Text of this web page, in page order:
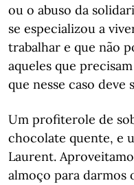
ou o abuso da
se especializou a
trabalhar e que não
aqueles que
que nesse caso deve
Um profiterole de
chocolate quente, e
Laurent.
almoço para darmos